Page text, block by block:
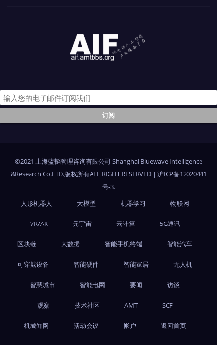
©2021 上海蓝韬管理咨询有限公司 Shanghai Bluewave Intelligence
&Research Co.LTD.版权所有ALL RIGHT RESERVED | 沪ICP备12020441
号-3.
人形机器人
大模型 机器学习 物联网
VR/AR 元宇宙 云计算 5G通讯
区块链 大数据 智能手机终端 智能汽车
可穿戴设备 智能硬件 智能家居 无人机
智慧城市 智能电网 要闻 访谈
观察 技术社区 AMT SCF
机械知网 活动会议 帐户 返回首页